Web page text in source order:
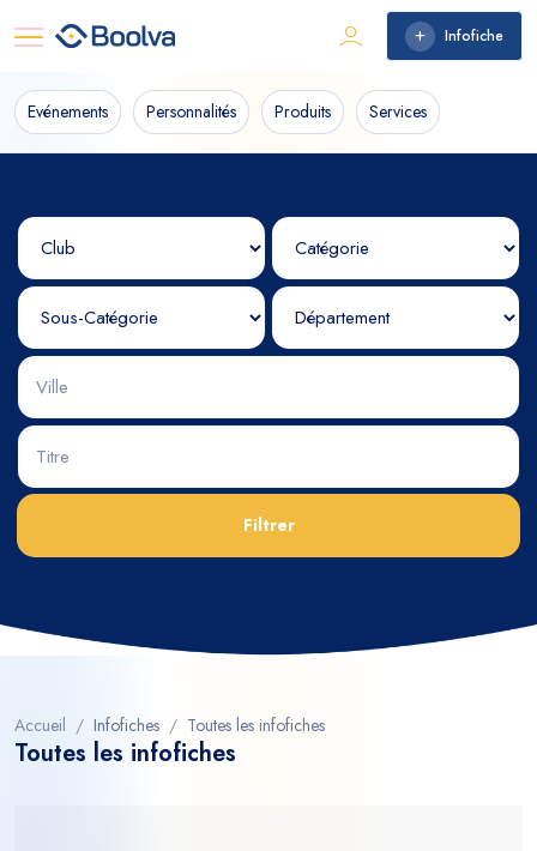
Infofiche
Evénements Personnalités Produits Services
Filtrer
Accueil Infofiches Toutes les infofiches
Toutes les infofiches